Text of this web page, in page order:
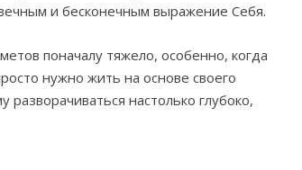
и бесконечным выражение Себя.
поначалу тяжело, особенно, когда
нужно жить на основе своего
разворачиваться настолько глубоко,